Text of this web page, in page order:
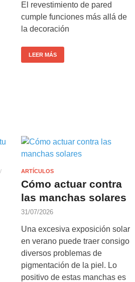
El revestimiento de pared
cumple funciones más allá de
la decoración
LEER MÁS
/
ARTÍCULOS
Cómo actuar contra
las manchas solares
31/07/2026
Una excesiva exposición solar
en verano puede traer consigo
diversos problemas de
pigmentación de la piel. Lo
positivo de estas manchas es